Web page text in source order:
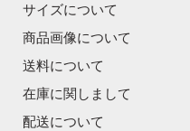
サイズについて
商品画像について
送料について
在庫に関しまして
配送について